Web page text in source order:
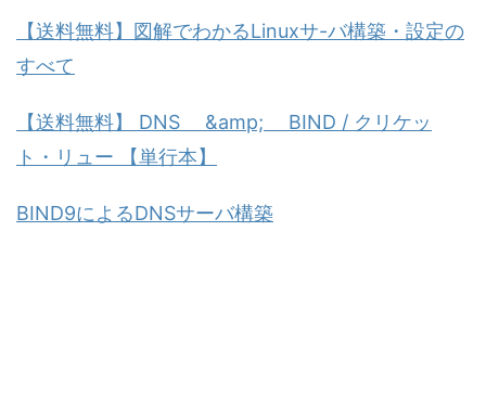
【送料無料】図解でわかるLinuxサ-バ構築・設定の
すべて
【送料無料】 DNS &amp; BIND / クリケッ
ト・リュー 【単行本】
BIND9によるDNSサーバ構築